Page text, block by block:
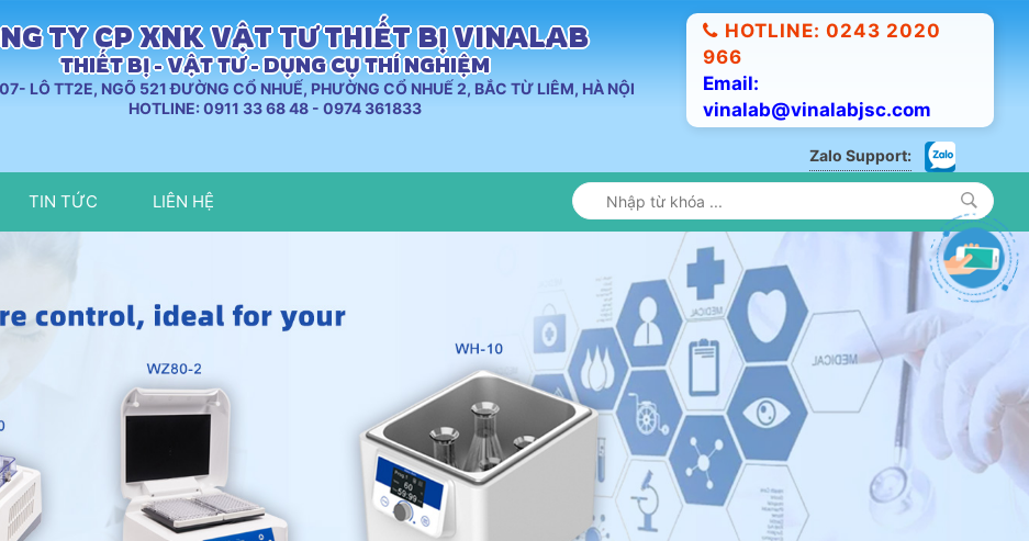
TY CP XNK VẬT TƯ THIẾT BỊ VINALAB
THIẾT BỊ - VẬT TƯ - DỤNG CỤ THÍ NGHIỆM
LÔ TT2E, NGÕ 521 ĐƯỜNG CỔ NHUẾ, PHƯỜNG CỔ NHUẾ 2, BẮC TỪ LIÊM, HÀ NỘI
HOTLINE: 0911 33 68 48 - 0974 361833
HOTLINE: 0243 2020
966
Email:
vinalab@vinalabjsc.com
Zalo Support:
TIN TỨC LIÊN HỆ